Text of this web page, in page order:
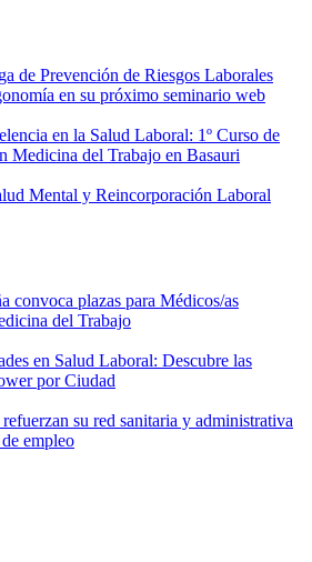
de Prevención de Riesgos Laborales
en su próximo seminario web
en la Salud Laboral: 1º Curso de
Medicina del Trabajo en Basauri
Mental y Reincorporación Laboral
convoca plazas para Médicos/as
del Trabajo
en Salud Laboral: Descubre las
por Ciudad
su red sanitaria y administrativa
empleo